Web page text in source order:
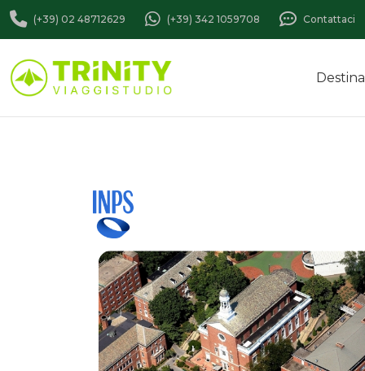
(+39) 02 48712629 (+39) 342 1059708 Contattaci